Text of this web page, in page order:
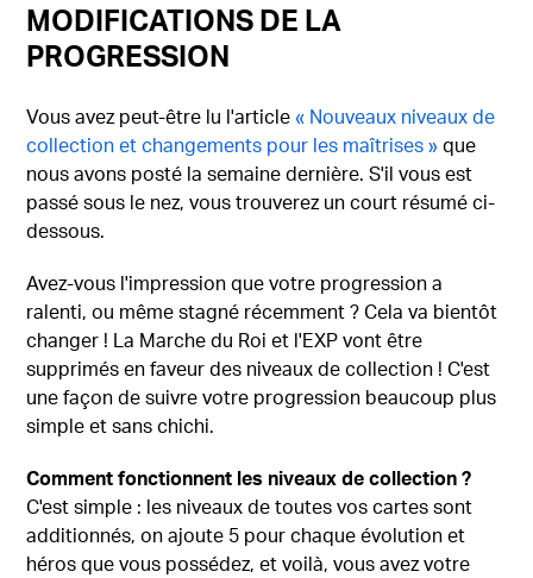
MODIFICATIONS DE LA
PROGRESSION
Vous avez peut-être lu l'article « Nouveaux niveaux de
collection et changements pour les maîtrises » que
nous avons posté la semaine dernière. S'il vous est
passé sous le nez, vous trouverez un court résumé ci-
dessous.
Avez-vous l'impression que votre progression a
ralenti, ou même stagné récemment ? Cela va bientôt
changer ! La Marche du Roi et l'EXP vont être
supprimés en faveur des niveaux de collection ! C'est
une façon de suivre votre progression beaucoup plus
simple et sans chichi.
Comment fonctionnent les niveaux de collection ?
C'est simple : les niveaux de toutes vos cartes sont
additionnés, on ajoute 5 pour chaque évolution et
héros que vous possédez, et voilà, vous avez votre